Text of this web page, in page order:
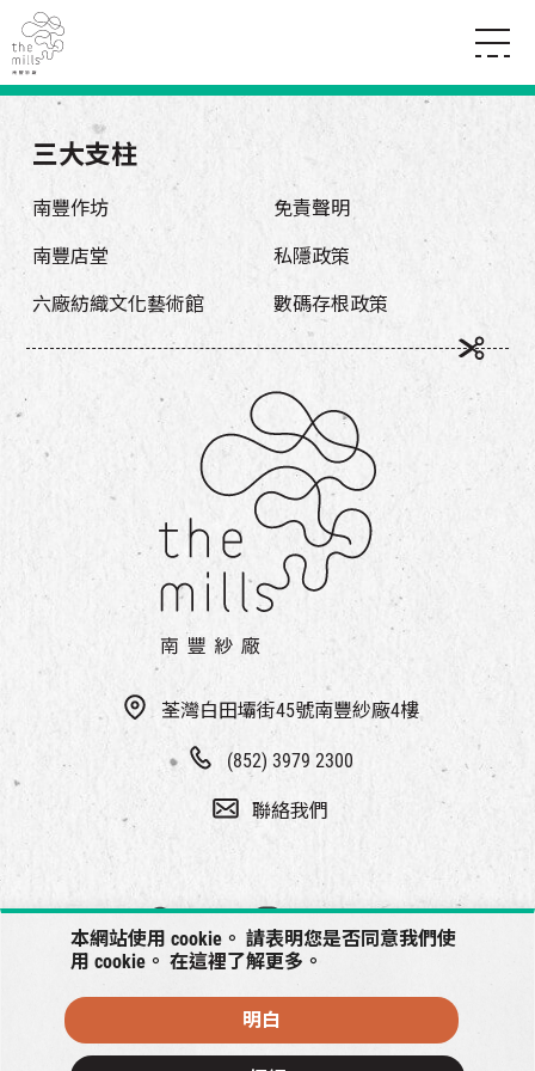
本網站使用 cookie。 請表明您是否同意我們使
用 cookie。 在這裡了解更多。
明白
關於南豐紗廠
願景
三大支柱
媒體中心
聯絡我們
南豐店堂
店堂指南
商店
活動場地
活動世界之約
展覽
導賞團
體驗
景點
活化與保育
走進南豐紗廠
其他體驗
穿梭巴士服務
荃灣白田壩街45號南豐紗廠4樓
(852) 3979 2300
聯絡我們
三大支柱
南豐作坊
南豐店堂
六廠紡織文化藝術館
免責聲明
私隱政策
數碼存根政策
© 2026 南豐紗廠將保留一切權利